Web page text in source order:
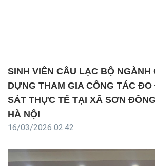
SINH VIÊN CÂU LẠC BỘ NGÀNH
DỰNG THAM GIA CÔNG TÁC
SÁT THỰC TẾ TẠI XÃ SƠN
HÀ NỘI
16/03/2026 02:42